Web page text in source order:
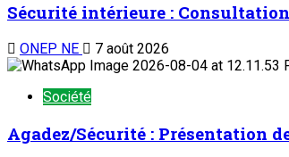
Sécurité intérieure :
ONEP NE 7 août 2026
Société
Agadez/Sécurité : Présentation